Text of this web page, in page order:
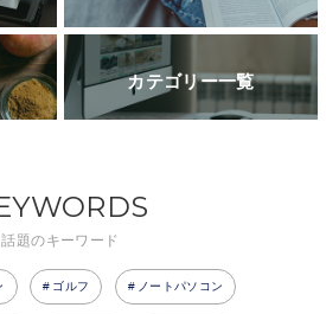
カテゴリー一覧
話題のキーワード
ゴルフ ノートパソコン